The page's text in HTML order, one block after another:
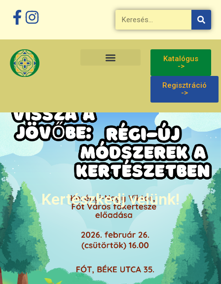
Katalógus
->
Regisztráció
->
Kertészkedj velünk!